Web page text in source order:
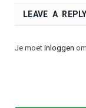
LEAVE A REPLY
Je moet inloggen